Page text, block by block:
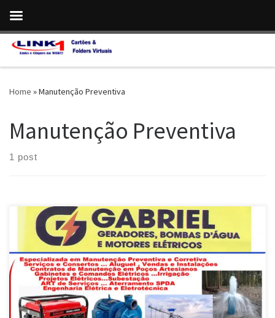
Skip to content
Home »Manutenção Preventiva
Manutenção Preventiva
1 post
Gabriel Geradores , Conserto de Geradores , Bombas d`água e
Motores Elétricos em Valparaíso de Goiás / GO Manutenção
Preventiva e Corretiva de Poços Artesianos e Sistemas de
Irrigação , atende Goiás e Minas Gerais Contratos de Manutenção
para Poços Artesianos, Gabinetes e Comandos Elétricos , atende
Goiás e […]